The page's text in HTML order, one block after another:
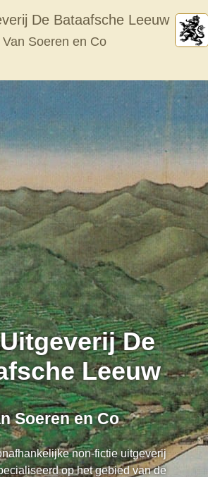
De Bataafsche Leeuw
Van Soeren en Co
De
Leeuw
Soeren en Co
non-fictie uitgeverij
op het gebied van de